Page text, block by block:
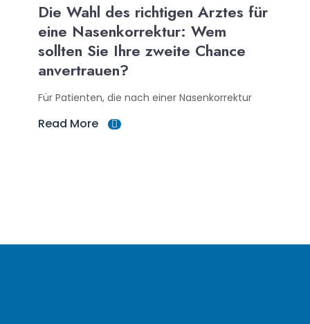
Die Wahl des richtigen Arztes für
eine Nasenkorrektur: Wem
sollten Sie Ihre zweite Chance
anvertrauen?
Für Patienten, die nach einer Nasenkorrektur
Read More